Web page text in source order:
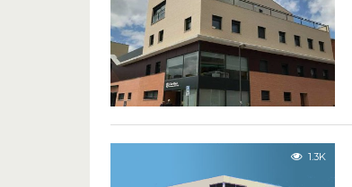
1.3K